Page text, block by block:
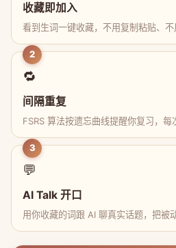
收藏即加入
看到生词一键收藏，不用复制粘贴、不
2
🔁
间隔重复
FSRS 算法按遗忘曲线提醒你复习，每
3
💬
AI Talk 开口
用你收藏的词跟 AI 聊真实话题，把被